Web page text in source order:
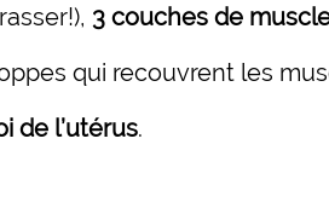
3 couches de
qui recouvrent les
de l’utérus.